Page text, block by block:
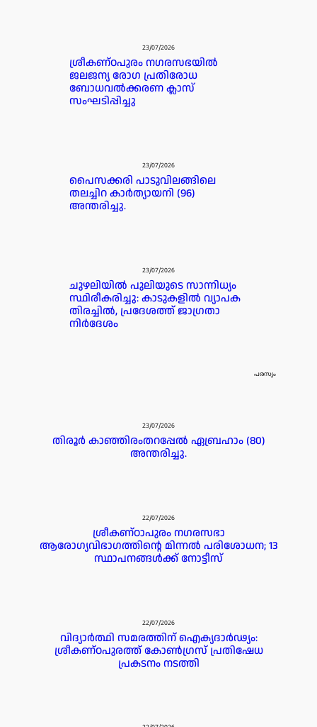
23/07/2026
ശ്രീകണ്ഠപുരം നഗരസഭയിൽ
ജലജന്യ രോഗ പ്രതിരോധ
ബോധവൽക്കരണ ക്ലാസ്
സംഘടിപ്പിച്ചു
23/07/2026
പൈസക്കരി പാടുവിലങ്ങിലെ
തലച്ചിറ കാർത്യായനി (96)
അന്തരിച്ചു.
23/07/2026
ചുഴലിയിൽ പുലിയുടെ സാന്നിധ്യം
സ്ഥിരീകരിച്ചു: കാടുകളിൽ വ്യാപക
തിരച്ചിൽ, പ്രദേശത്ത് ജാഗ്രതാ
നിർദേശം
പരസ്യം
23/07/2026
തിരൂർ കാഞ്ഞിരംതറപ്പേൽ ഏബ്രഹാം (80)
അന്തരിച്ചു.
22/07/2026
ശ്രീകണ്ഠാപുരം നഗരസഭാ
ആരോഗ്യവിഭാഗത്തിന്റെ മിന്നൽ പരിശോധന; 13
സ്ഥാപനങ്ങൾക്ക് നോട്ടീസ്
22/07/2026
വിദ്യാർത്ഥി സമരത്തിന് ഐക്യദാർഢ്യം:
ശ്രീകണ്ഠപുരത്ത് കോൺഗ്രസ് പ്രതിഷേധ
പ്രകടനം നടത്തി